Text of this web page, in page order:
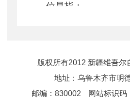
位是指：
院所及其具有独立
研究生院、图书馆。
（二）国家实
版权所有2012 新疆维吾尔
地址：乌鲁木齐市明
邮编：830002
网站标识码